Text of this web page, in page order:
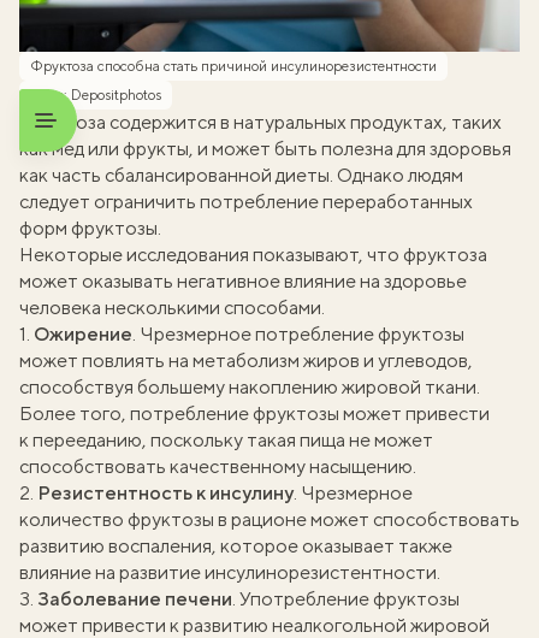
Фруктоза способна стать причиной инсулинорезистентности
Фото: Depositphotos
Фруктоза содержится в натуральных продуктах, таких
как мед или фрукты, и может быть полезна для здоровья
как часть сбалансированной диеты. Однако людям
следует ограничить потребление переработанных
форм фруктозы.
Некоторые исследования показывают, что фруктоза
может оказывать негативное влияние на здоровье
человека несколькими способами.
1. Ожирение . Чрезмерное потребление фруктозы
может повлиять на метаболизм жиров и углеводов,
способствуя большему накоплению жировой ткани.
Более того, потребление фруктозы может привести
к перееданию, поскольку такая пища не может
способствовать качественному насыщению.
2. Резистентность к инсулину. Чрезмерное
количество фруктозы в рационе может способствовать
развитию воспаления, которое оказывает также
влияние на развитие инсулинорезистентности.
3. Заболевание печени . Употребление фруктозы
может привести к развитию неалкогольной жировой